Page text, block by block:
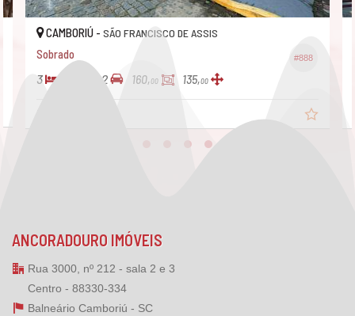
#888
CAMBORIÚ -SÃO FRANCISCO DE ASSIS
Sobrado
3 2 160, 00 135,00
ANCORADOURO IMÓVEIS
Rua 3000, nº 212 - sala 2 e 3
Centro - 88330-334
Balneário Camboriú - SC